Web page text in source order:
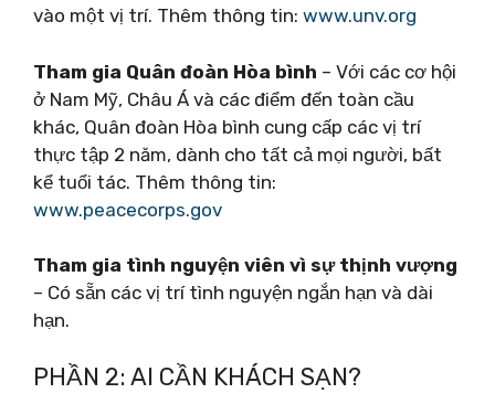
vào một vị trí. Thêm thông tin: www.unv.org
Tham gia Quân đoàn Hòa bình – Với các cơ hội
ở Nam Mỹ, Châu Á và các điểm đến toàn cầu
khác, Quân đoàn Hòa bình cung cấp các vị trí
thực tập 2 năm, dành cho tất cả mọi người, bất
kể tuổi tác. Thêm thông tin:
www.peacecorps.gov
Tham gia tình nguyện viên vì sự thịnh vượng
– Có sẵn các vị trí tình nguyện ngắn hạn và dài
hạn.
PHẦN 2: AI CẦN KHÁCH SẠN?